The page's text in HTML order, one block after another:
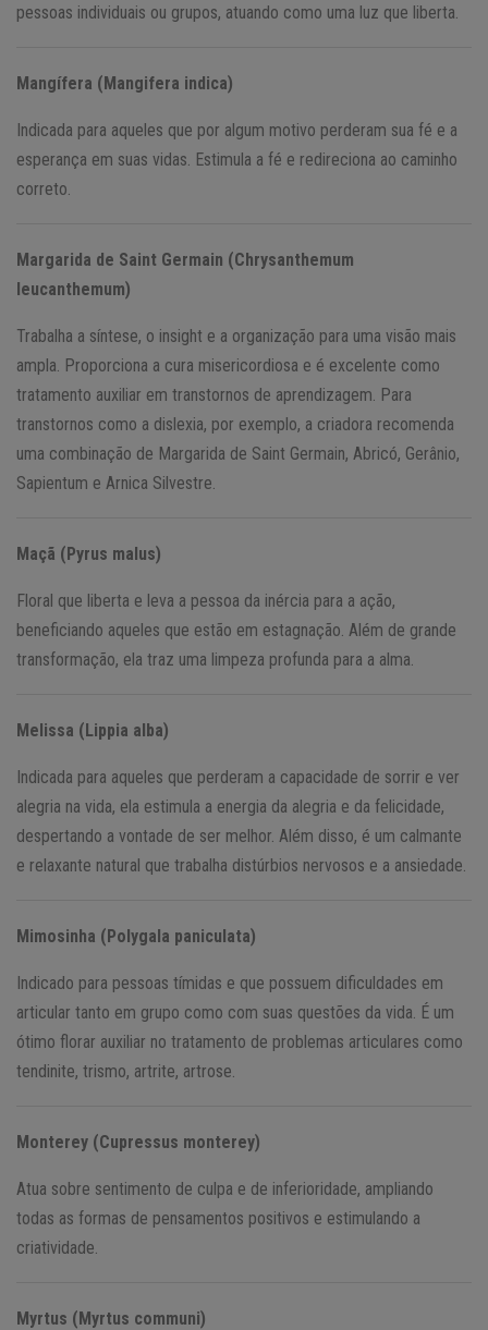
pessoas individuais ou grupos, atuando como uma luz que liberta.
Mangífera (Mangifera indica)
Indicada para aqueles que por algum motivo perderam sua fé e a
esperança em suas vidas. Estimula a fé e redireciona ao caminho
correto.
Margarida de Saint Germain (Chrysanthemum
leucanthemum)
Trabalha a síntese, o insight e a organização para uma visão mais
ampla. Proporciona a cura misericordiosa e é excelente como
tratamento auxiliar em transtornos de aprendizagem. Para
transtornos como a dislexia, por exemplo, a criadora recomenda
uma combinação de Margarida de Saint Germain, Abricó, Gerânio,
Sapientum e Arnica Silvestre.
Maçã (Pyrus malus)
Floral que liberta e leva a pessoa da inércia para a ação,
beneficiando aqueles que estão em estagnação. Além de grande
transformação, ela traz uma limpeza profunda para a alma.
Melissa (Lippia alba)
Indicada para aqueles que perderam a capacidade de sorrir e ver
alegria na vida, ela estimula a energia da alegria e da felicidade,
despertando a vontade de ser melhor. Além disso, é um calmante
e relaxante natural que trabalha distúrbios nervosos e a ansiedade.
Mimosinha (Polygala paniculata)
Indicado para pessoas tímidas e que possuem dificuldades em
articular tanto em grupo como com suas questões da vida. É um
ótimo florar auxiliar no tratamento de problemas articulares como
tendinite, trismo, artrite, artrose.
Monterey (Cupressus monterey)
Atua sobre sentimento de culpa e de inferioridade, ampliando
todas as formas de pensamentos positivos e estimulando a
criatividade.
Myrtus (Myrtus communi)